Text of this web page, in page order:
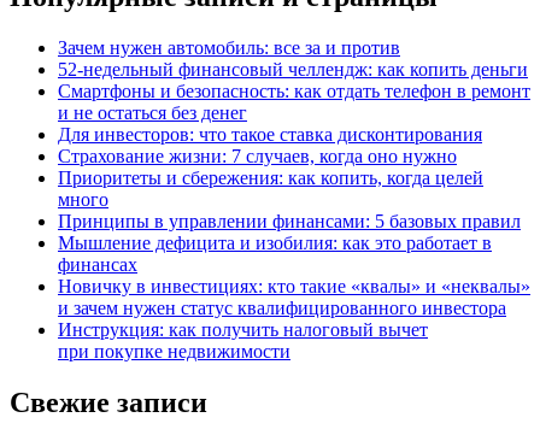
Зачем нужен автомобиль: все за и против
52-недельный финансовый челлендж: как копить деньги
Смартфоны и безопасность: как отдать телефон в ремонт
и не остаться без денег
Для инвесторов: что такое ставка дисконтирования
Страхование жизни: 7 случаев, когда оно нужно
Приоритеты и сбережения: как копить, когда целей
много
Принципы в управлении финансами: 5 базовых правил
Мышление дефицита и изобилия: как это работает в
финансах
Новичку в инвестициях: кто такие «квалы» и «неквалы»
и зачем нужен статус квалифицированного инвестора
Инструкция: как получить налоговый вычет
при покупке недвижимости
Свежие записи